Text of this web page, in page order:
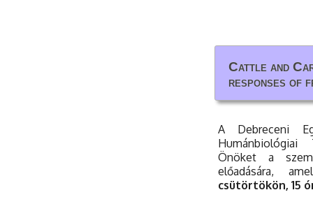
Cattle and
responses of
Cattle and
responses of
A Debreceni
Humánbiológiai
Önöket a
előadására,
csütörtökön, 15